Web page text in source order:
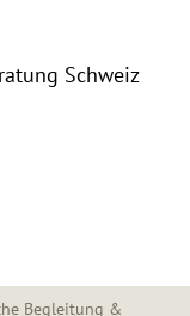
Schweiz
Begleitung &